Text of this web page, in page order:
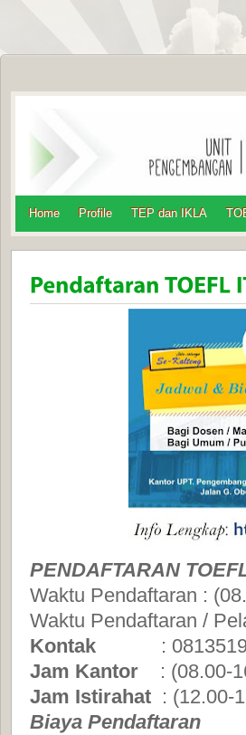
Home Profile TEP dan IKLA
PENDAFTARAN
Waktu Pendaftaran :
Waktu Pendaftaran /
Kontak
:
Jam Kantor
: (08.00-
Jam Istirahat : (12.00-
Biaya Pendaftaran